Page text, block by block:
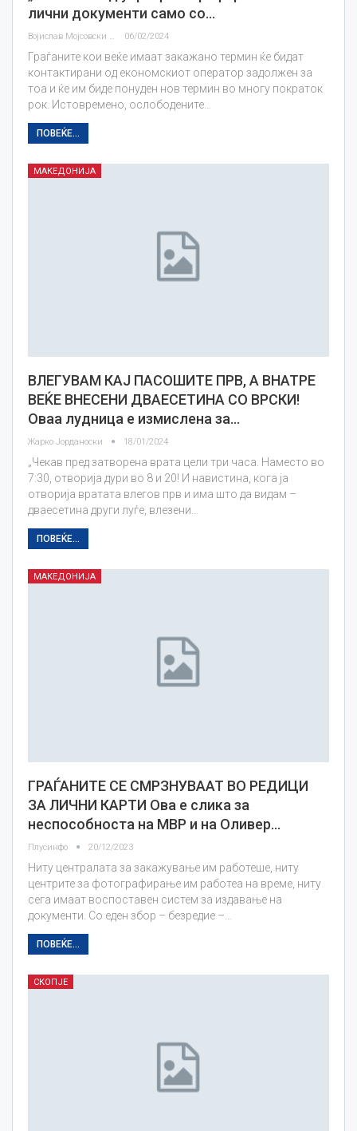
лични документи само со…
Војислав Мојсовски 06/02/2024
Граѓаните кои веќе имаат закажано термин ќе бидат
контактирани од економскиот оператор задолжен за
тоа и ќе им биде понуден нов термин во многу пократок
рок. Истовремено, ослободените…
ПОВЕЌЕ...
МАКЕДОНИЈА
ВЛЕГУВАМ КАЈ ПАСОШИТЕ ПРВ, А ВНАТРЕ
ВЕЌЕ ВНЕСЕНИ ДВАЕСЕТИНА СО ВРСКИ!
Оваа лудница е измислена за…
Жарко Јорданоски 18/01/2024
„Чекав пред затворена врата цели три часа. Наместо во
7:30, отворија дури во 8 и 20! И навистина, кога ја
отворија вратата влегов прв и има што да видам –
дваесетина други луѓе, влезени…
ПОВЕЌЕ...
МАКЕДОНИЈА
ГРАЃАНИТЕ СЕ СМРЗНУВААТ ВО РЕДИЦИ
ЗА ЛИЧНИ КАРТИ Ова е слика за
неспособноста на МВР и на Оливер…
Плусинфо 20/12/2023
Ниту централата за закажување им работеше, ниту
центрите за фотографирање им работеа на време, ниту
сега имаат воспоставен систем за издавање на
документи. Со еден збор – безредие –…
ПОВЕЌЕ...
СКОПЈЕ